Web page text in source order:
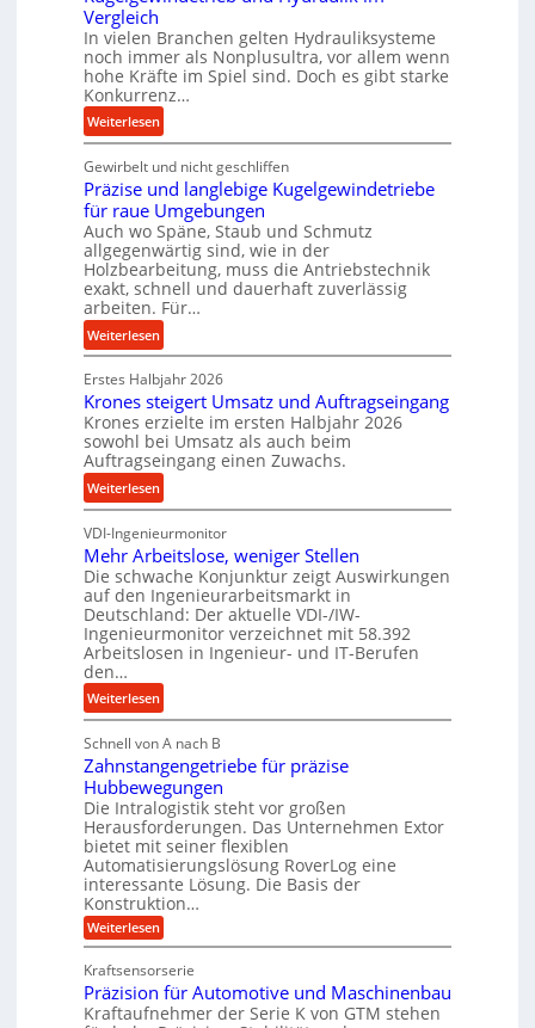
o
r
m
a
n
c
e
b
e
i
m
D
r
ü
c
k
p
r
o
z
e
s
s
Vergleich
In vielen Branchen gelten Hydrauliksysteme
noch immer als Nonplusultra, vor allem wenn
hohe Kräfte im Spiel sind. Doch es gibt starke
Konkurrenz…
Weiterlesen:
K
u
g
e
l
g
e
w
i
n
d
e
t
r
i
e
b
u
n
d
H
y
d
r
a
u
k
i
m
V
e
r
g
l
Gewirbelt und nicht geschliffen
Präzise und langlebige Kugelgewindetriebe
für raue Umgebungen
Auch wo Späne, Staub und Schmutz
allgegenwärtig sind, wie in der
Holzbearbeitung, muss die Antriebstechnik
exakt, schnell und dauerhaft zuverlässig
arbeiten. Für…
Weiterlesen:
P
r
ä
z
i
s
e
u
n
d
l
a
n
g
e
b
i
g
e
K
u
g
e
l
g
e
w
n
Erstes Halbjahr 2026
Krones steigert Umsatz und Auftragseingang
Krones erzielte im ersten Halbjahr 2026
sowohl bei Umsatz als auch beim
Auftragseingang einen Zuwachs.
Weiterlesen:
K
r
o
n
e
s
s
e
i
g
r
t
U
m
s
a
t
z
n
d
VDI-Ingenieurmonitor
Mehr Arbeitslose, weniger Stellen
Die schwache Konjunktur zeigt Auswirkungen
auf den Ingenieurarbeitsmarkt in
Deutschland: Der aktuelle VDI-/IW-
Ingenieurmonitor verzeichnet mit 58.392
Arbeitslosen in Ingenieur- und IT-Berufen
den…
Weiterlesen:
M
e
h
r
A
r
b
e
i
t
s
l
o
s
Schnell von A nach B
Zahnstangengetriebe für präzise
Hubbewegungen
Die Intralogistik steht vor großen
Herausforderungen. Das Unternehmen Extor
bietet mit seiner flexiblen
Automatisierungslösung RoverLog eine
interessante Lösung. Die Basis der
Konstruktion…
Weiterlesen:
Z
h
n
s
Kraftsensorserie
Präzision für Automotive und Maschinenbau
Kraftaufnehmer der Serie K von GTM stehen